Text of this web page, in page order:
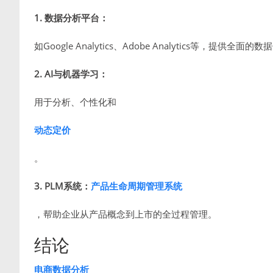
1. 数据分析平台：
如Google Analytics、Adobe Analytics等，提供全面的数据
2. AI与机器学习：
用于分析、个性化和
动态定价
。
3. PLM系统： 产品生命周期管理系统
，帮助企业从产品概念到上市的全过程管理。
结论
电商数据分析